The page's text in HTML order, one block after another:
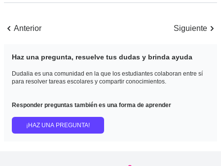
Anterior Siguiente
Haz una pregunta, resuelve tus dudas y brinda ayuda
Dudalia es una comunidad en la que los estudiantes colaboran entre sí
para resolver tareas escolares y compartir conocimientos.
Responder preguntas también es una forma de aprender
¡HAZ UNA PREGUNTA!